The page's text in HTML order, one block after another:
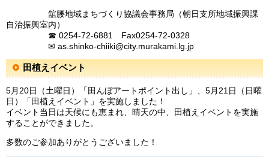
舘腰地域まちづくり協議会事務局（朝日支所地域振興課
自治振興室内）
☎ 0254-72-6881 Fax0254-72-0328
✉ as.shinko-chiiki@city.murakami.lg.jp
田植えイベント​
5月20日（土曜日）「田んぼアートポイント出し」、5月21日（日曜
日）「田植えイベント」を実施しました！
イベント当日は天候にも恵まれ、晴天の中、田植えイベントを実施
することができました。
多数のご参加ありがとうございました！